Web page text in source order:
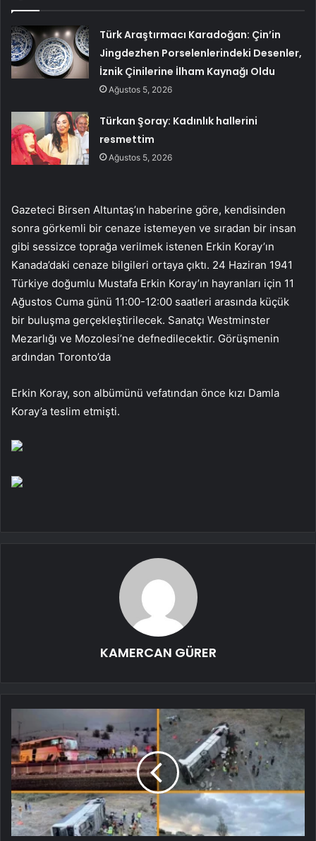
Türk Araştırmacı Karadoğan: Çin’in
Jingdezhen Porselenlerindeki Desenler,
İznik Çinilerine İlham Kaynağı Oldu
Ağustos 5, 2026
Türkan Şoray: Kadınlık hallerini
resmettim
Ağustos 5, 2026
Gazeteci Birsen Altuntaş’ın haberine göre, kendisinden
sonra görkemli bir cenaze istemeyen ve sıradan bir insan
gibi sessizce toprağa verilmek istenen Erkin Koray’ın
Kanada’daki cenaze bilgileri ortaya çıktı. 24 Haziran 1941
Türkiye doğumlu Mustafa Erkin Koray’ın hayranları için 11
Ağustos Cuma günü 11:00-12:00 saatleri arasında küçük
bir buluşma gerçekleştirilecek. Sanatçı Westminster
Mezarlığı ve Mozolesi’ne defnedilecektir. Görüşmenin
ardından Toronto’da
Erkin Koray, son albümünü vefatından önce kızı Damla
Koray’a teslim etmişti.
KAMERCAN GÜRER